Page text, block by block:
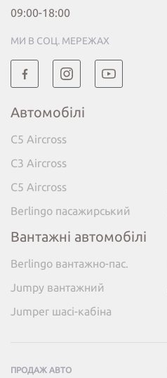
09:00-18:00
МИ В СОЦ. МЕРЕЖАХ
Автомобілі
C5 Aircross
C3 Aircross
C5 Aircross
Berlingo пасажирський
Вантажні автомобілі
Berlingo вантажно-пас.
Jumpy вантажний
Jumper шасі-кабіна
ПРОДАЖ АВТО